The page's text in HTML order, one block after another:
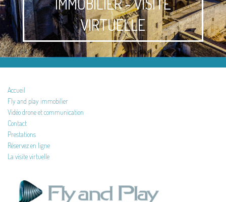
VIRTUELLE
Accueil
Fly and play immobilier
Vidéo drone et communication
Contact
Prestations
Réservez en ligne
La visite virtuelle